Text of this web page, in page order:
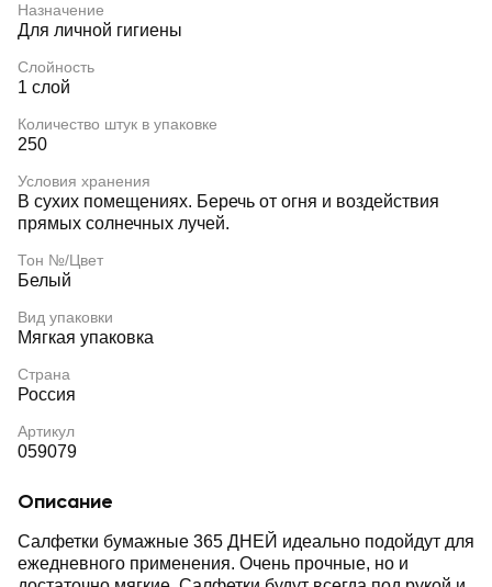
Назначение
Для личной гигиены
Слойность
1 слой
Количество штук в упаковке
250
Условия хранения
В сухих помещениях. Беречь от огня и воздействия
прямых солнечных лучей.
Тон №/Цвет
Белый
Вид упаковки
Мягкая упаковка
Страна
Россия
Артикул
059079
Описание
Салфетки бумажные 365 ДНЕЙ идеально подойдут для
ежедневного применения. Очень прочные, но и